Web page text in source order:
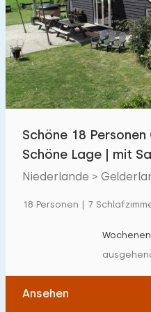
Schwimmbad
Eingezäunter Garten
Haustierfrei
Fahrradschuppen
Budget
€ 0 —
Mindestanzahl
Schöne 18
Schöne Lage | mit
Niederlande >
18 Personen | 7
Ansehen